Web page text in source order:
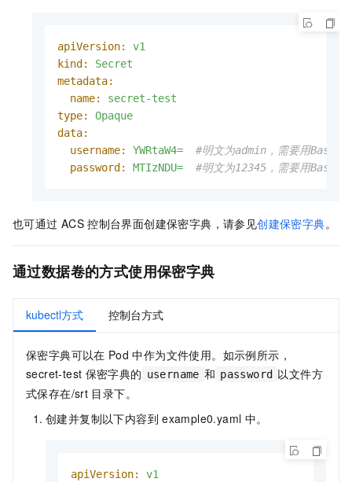
apiVersion:
v1
kind:
Secret
metadata:
name:
secret-test
type:
Opaque
data:
username:
YWRtaW4=
#明文为admin，需要用
password:
MTIzNDU= #明文为12345，需要用Base64
也可通过 ACS 控制台界面创建保密字典，请参见创建保密字典。
通过数据卷的方式使用保密字典
kubectl方式 控制台方式
保密字典可以在 Pod 中作为文件使用。如示例所示，
secret-test 保密字典的 username 和 password 以文件方
式保存在/srt 目录下。
创建并复制以下内容到 example0.yaml 中。
apiVersion:
v1